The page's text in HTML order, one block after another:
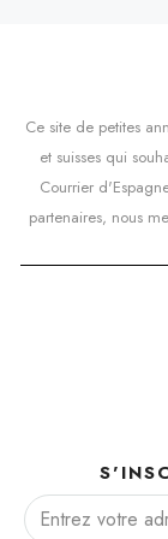
Ce site de petites
et suisses qui
Courrier
partenaires, nous